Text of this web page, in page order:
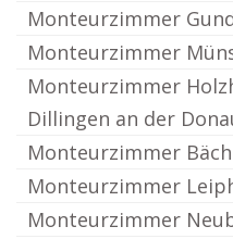
Monteurzimmer
Monteurzimmer
Monteurzimmer
Dillingen an der
Monteurzimmer
Monteurzimmer
Monteurzimmer